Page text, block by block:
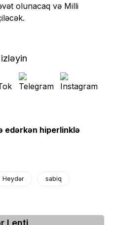
olunacaq və Milli
edərkən hiperlinklə
Heydər sabiq
Lenti